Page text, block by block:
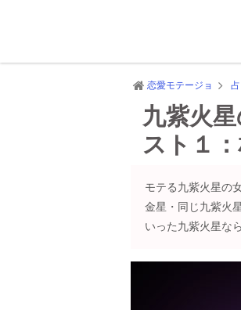
恋愛モテージョ
九紫火
スト１
モテる九紫火星の
金星・同じ九紫火
いった九紫火星な